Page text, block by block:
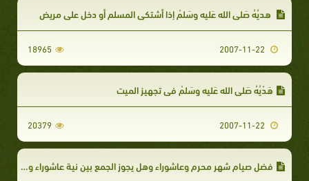
هديُهُ صَلى الله عَليه وسَلمْ إذا أشتكي المسلم أو دخل علي مريض
18965
هَدْيُهُ صَلى الله عَليه وسَلمْ في تجهيز الميت
20379
فضل صيام شهر محرم وعاشوراء وهل يجوز الجمع بين نية عاشوراء وصيام الخميس